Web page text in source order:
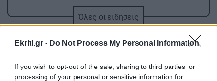
Ekriti.gr - Do Not Process My Personal Information
If you wish to opt-out of the sale, sharing to third parties, or
processing of your personal or sensitive information for
GOSSIP - LIFESTYLE
Μισέλ Φάιφερ: Στα 68 της αποκαλύπτει γιατί
ταινία
22:57
ΑΥΤΟΔΙΟΙΚΗΣΗ
Όλες οι ειδήσεις